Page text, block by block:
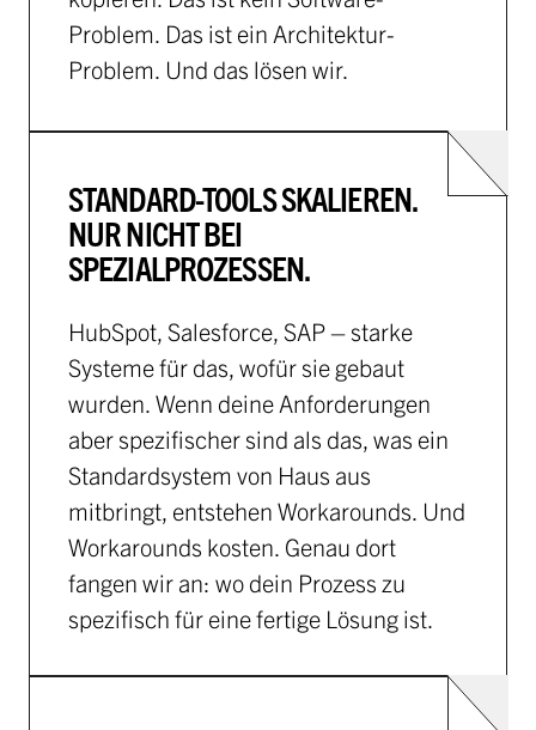
Problem. Das ist ein Architektur-
Problem. Und das lösen wir.
STANDARD-TOOLS SKALIEREN.
NUR NICHT BEI
SPEZIALPROZESSEN.
HubSpot, Salesforce, SAP – starke
Systeme für das, wofür sie gebaut
wurden. Wenn deine Anforderungen
aber spezifischer sind als das, was ein
Standardsystem von Haus aus
mitbringt, entstehen Workarounds. Und
Workarounds kosten. Genau dort
fangen wir an: wo dein Prozess zu
spezifisch für eine fertige Lösung ist.